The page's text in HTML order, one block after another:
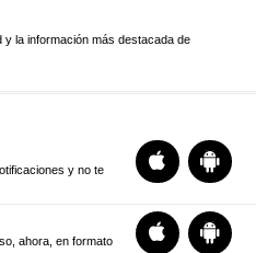
y la información más destacada de
y no te
ahora, en formato